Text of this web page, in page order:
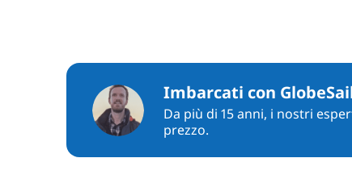
Imbarcati con
Da più di 15 anni, i nostri
prezzo.